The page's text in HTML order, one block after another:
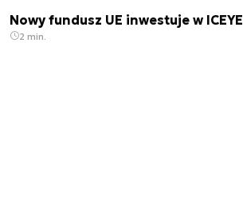
Nowy fundusz UE inwestuje w ICEYE
2 min.